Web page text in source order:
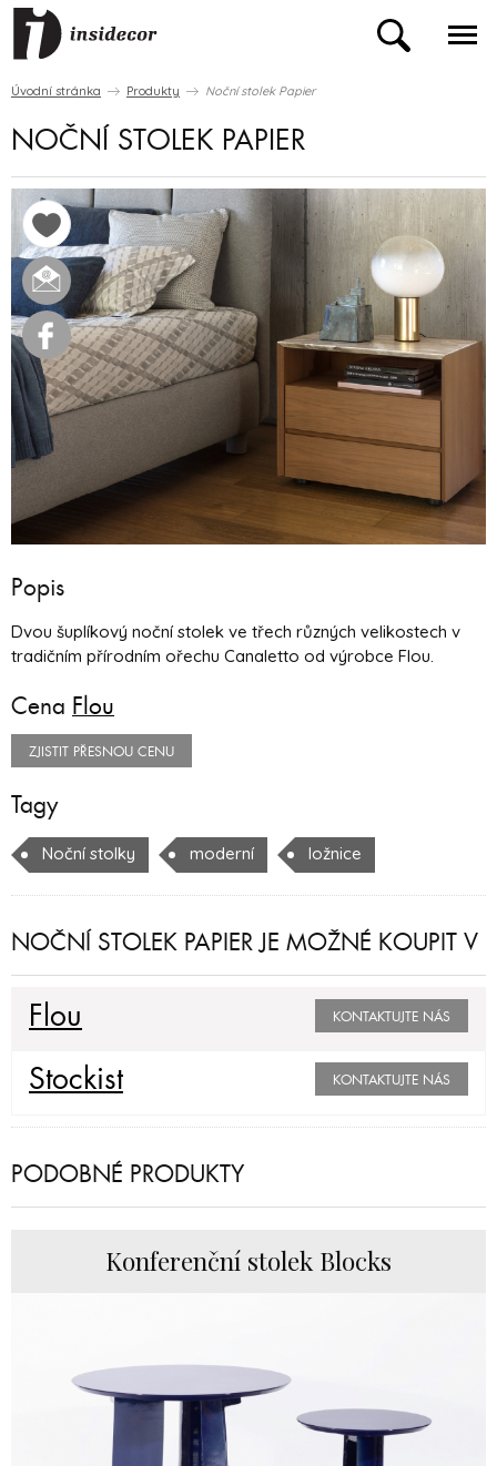
Úvodní stránka Produkty Noční stolek Papier
NOČNÍ STOLEK PAPIER
Popis
Dvou šuplíkový noční stolek ve třech různých velikostech v
tradičním přírodním ořechu Canaletto od výrobce Flou.
Cena Flou
ZJISTIT PŘESNOU CENU
Tagy
Noční stolky moderní ložnice
NOČNÍ STOLEK PAPIER JE MOŽNÉ KOUPIT V
Flou KONTAKTUJTE NÁS
Stockist KONTAKTUJTE NÁS
PODOBNÉ PRODUKTY
Konferenční stolek Blocks